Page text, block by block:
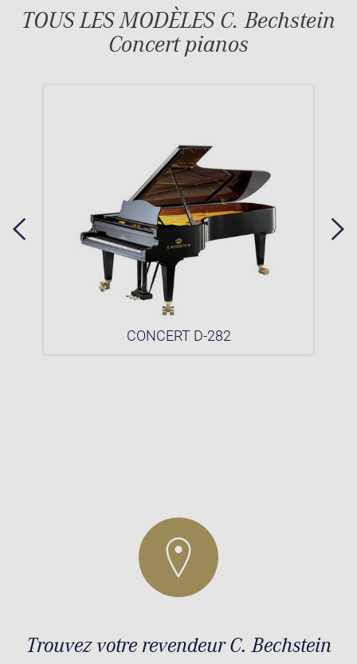
TOUS LES MODÈLES C. Bechstein
Concert pianos
CONCERT D-282
Trouvez votre revendeur C. Bechstein